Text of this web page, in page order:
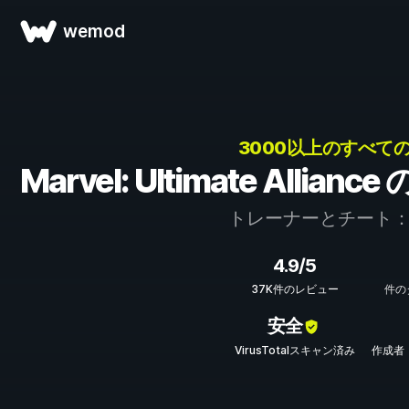
wemod
3000以上のすべて
Marvel: Ultimate Alliance
トレーナーとチート
4.9/5
37K件のレビュー 件の
安全
VirusTotalスキャン済み 作成者